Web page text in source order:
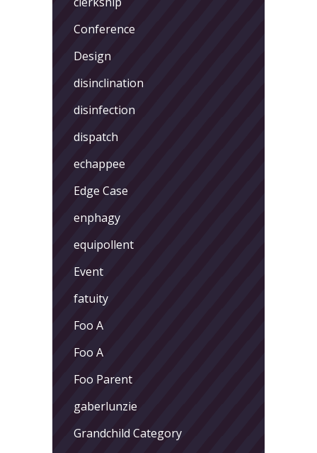
Conference
Design
disinclination
disinfection
dispatch
echappee
Edge Case
enphagy
equipollent
Event
fatuity
Foo A
Foo A
Foo Parent
gaberlunzie
Grandchild Category